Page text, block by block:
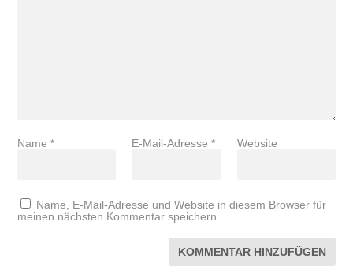
Name* E-Mail-Adresse * Website
Name, E-Mail-Adresse und Website in diesem Browser für
meinen nächsten Kommentar speichern.